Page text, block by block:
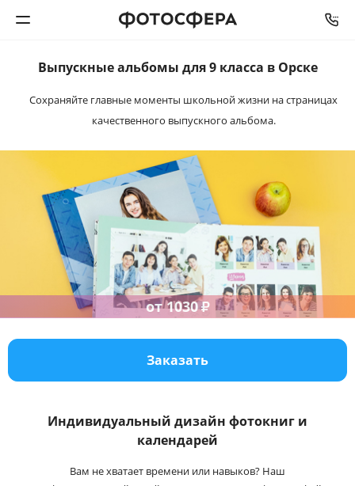
Печать фото
Интерьерная печать
Фотоподарки
Багетная мастерская
Услуги и сервис
Магазин
Выпускные альбомы для 9 класса в Орске
Сохраняйте главные моменты школьной жизни настраницах
качественного выпускного альбома.
Заказать
от1030₽
Индивидуальный дизайн фотокниг и
календарей
Вам не хватает времени или навыков? Наш